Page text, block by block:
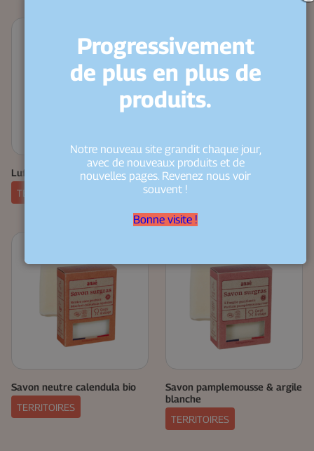
Luffa pour le bain
TERRITOIRES
Pierre ponce douce Kalymnos
TERRITOIRES
Savon neutre calendula bio
TERRITOIRES
Savon pamplemousse & argile
blanche
TERRITOIRES
Progressivement
de plus en plus de
produits.
Notre nouveau site grandit chaque jour,
avec de nouveaux produits et de
nouvelles pages. Revenez nous voir
souvent !
Bonne visite !